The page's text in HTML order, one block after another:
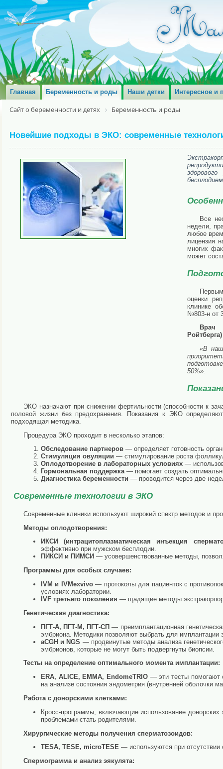
Главная Беременность и роды Наши детки Интересное и
Сайт о беременности и детях Беременность и роды
Новейшие подходы в ЭКО: современные
Все
недели,
любое
лицензия
многих
может
оценки
клинике
№803-н от
Врач
«В
50%».
ЭКО назначают при снижении фертильности (способности к
половой жизни без предохранения. Показания к ЭКО
подходящая методика.
Процедура ЭКО проходит в несколько этапов:
Обследование партнеров — определяет готовность
Стимуляция овуляции — стимулирование роста
Оплодотворение в лабораторных условиях —
Гормональная поддержка— помогает создать
Диагностика беременности — проводится через две
Современные технологии в ЭКО
Современные клиники используют широкий спектр методов и
Методы оплодотворения:
ИКСИ (интрацитоплазматическая инъекция
эффективно при мужском бесплодии.
ПИКСИ и ПИМСИ — усовершенствованные методы,
Программы для особых случаев:
IVM и IVMexvivo— протоколы для пациенток с
условиях лаборатории.
IVF третьего поколения — щадящие методы
Генетическая диагностика:
ПГТ-А, ПГТ-М, ПГТ-СП — преимплантационная
эмбриона. Методики позволяют выбрать для
aCGH и NGS — продвинутые методы анализа
эмбрионов, которые не могут быть подвергнуты биопсии.
Тесты на определение оптимального момента имплантации:
ERA, ALICE, EMMA, EndomeTRIO— эти тесты помогают
на анализе состояния эндометрия (внутренней оболочки
Работа с донорскими клетками:
Кросс-программы, включающие использование
проблемами стать родителями.
Хирургические методы получения сперматозоидов:
TESA, TESE, microTESE — используются при отсутствии
Спермограмма и анализ эякулята: